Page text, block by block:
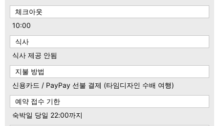
체크아웃
10:00
식사
식사 제공 안됨
지불 방법
신용카드 / PayPay 선불 결제 (타임디자인 수배 여행)
예약 접수 기한
숙박일 당일 22:00까지